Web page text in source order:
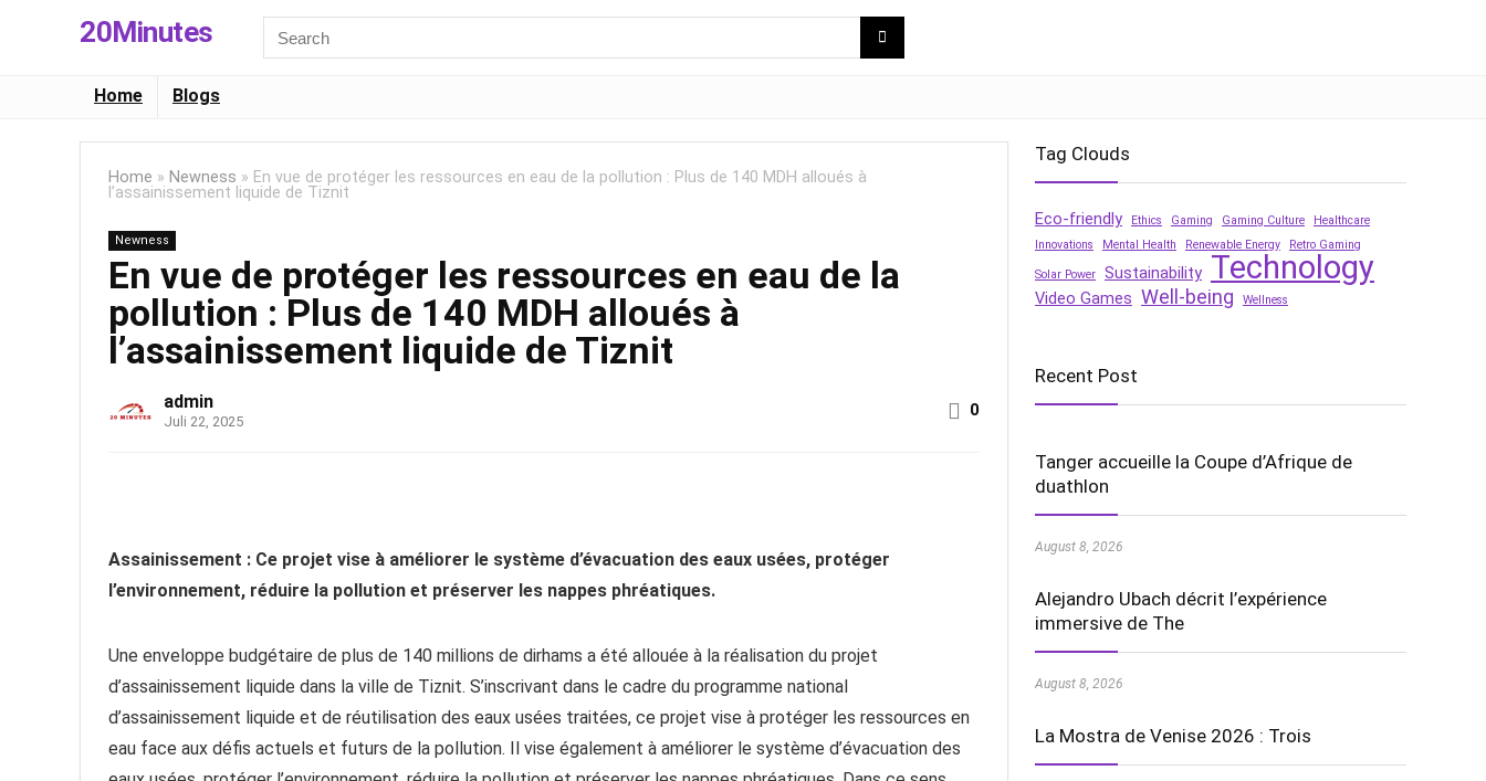
20Minutes
for:
Home Blogs
Home » Newness » En vue de protéger les ressources en eau de la pollution : Plus de 140 MDH alloués à
l’assainissement liquide de Tiznit
Newness
En vue de protéger les ressources en eau de la
pollution : Plus de 140 MDH alloués à
l’assainissement liquide de Tiznit
admin
Juli 22, 2025
0
Assainissement : Ce projet vise à améliorer le système d’évacuation des eaux usées, protéger
l’environnement, réduire la pollution et préserver les nappes phréatiques.
Une enveloppe budgétaire de plus de 140 millions de dirhams a été allouée à la réalisation du projet
d’assainissement liquide dans la ville de Tiznit. S’inscrivant dans le cadre du programme national
d’assainissement liquide et de réutilisation des eaux usées traitées, ce projet vise à protéger les ressources en
eau face aux défis actuels et futurs de la pollution. Il vise également à améliorer le système d’évacuation des
Tag Clouds
Eco-friendly Ethics Gaming Gaming Culture
Healthcare
Innovations
Mental Health Renewable Energy Retro Gaming
Solar Power Sustainability Technology
Video Games Well-being Wellness
Recent Post
Tanger accueille la Coupe d’Afrique de
duathlon
August 8, 2026
Alejandro Ubach décrit l’expérience
immersive de The
August 8, 2026
La Mostra de Venise 2026 : Trois